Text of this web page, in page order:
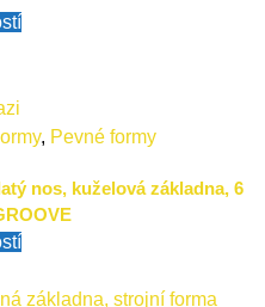
, Pevné formy
nos, kuželová základna, 6